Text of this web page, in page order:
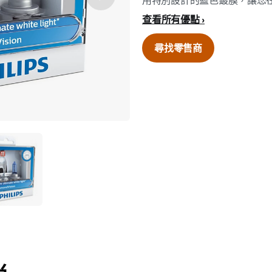
查看所有優點
尋找零售商